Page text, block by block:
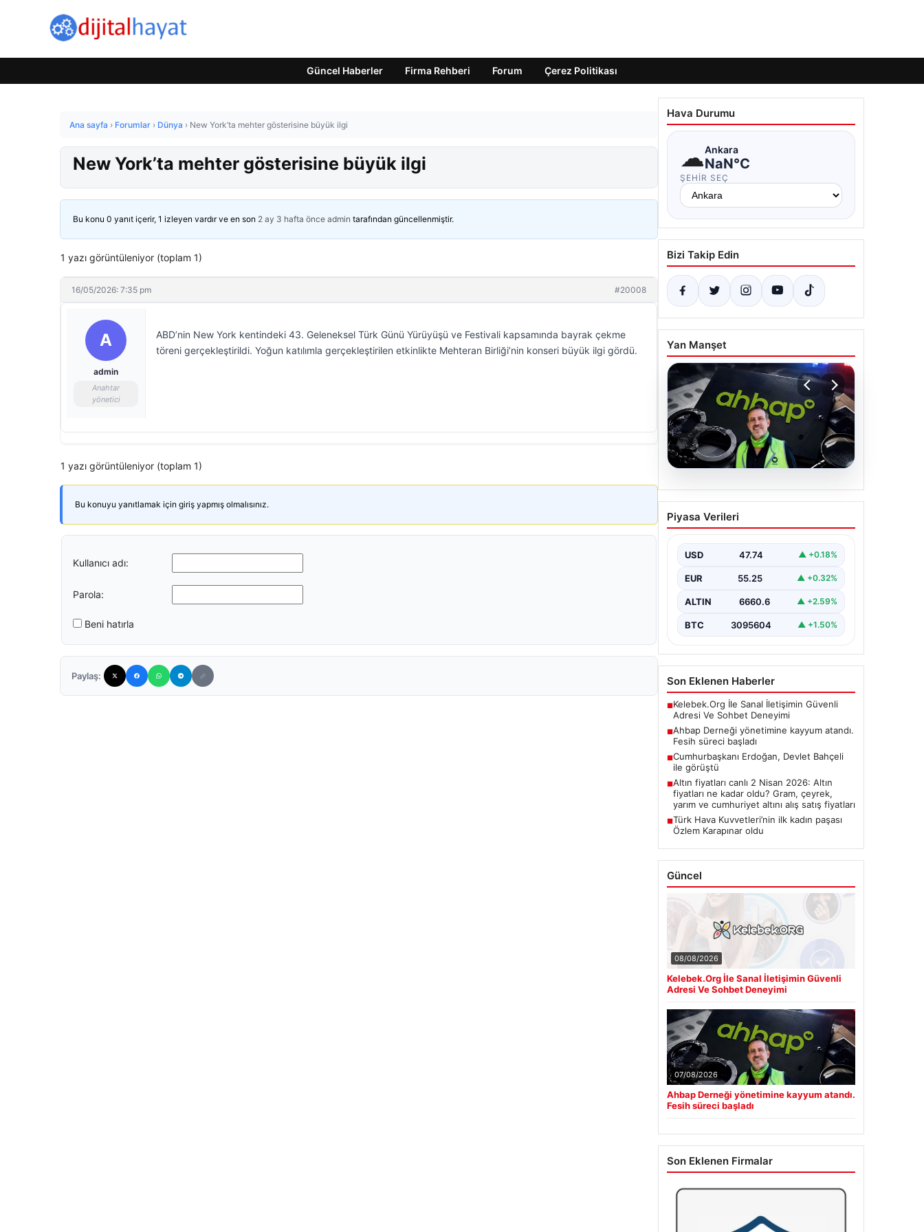
Güncel Haberler Firma Rehberi Forum Çerez Politikası
Ana sayfa › Forumlar › Dünya › New York’ta mehter gösterisine büyük ilgi
New York’ta mehter gösterisine büyük ilgi
Bu konu 0 yanıt içerir, 1 izleyen vardır ve en son 2 ay 3 hafta önce admin tarafından güncellenmiştir.
1 yazı görüntüleniyor (toplam 1)
16/05/2026: 7:35 pm #20008
A
admin
Anahtar
yönetici
ABD’nin New York kentindeki 43. Geleneksel Türk Günü Yürüyüşü ve Festivali kapsamında bayrak çekme
töreni gerçekleştirildi. Yoğun katılımla gerçekleştirilen etkinlikte Mehteran Birliği’nin konseri büyük ilgi gördü.
1 yazı görüntüleniyor (toplam 1)
Bu konuyu yanıtlamak için giriş yapmış olmalısınız.
Kullanıcı adı:
Parola:
Beni hatırla
Paylaş:
Hava Durumu
☁Ankara
NaN°C
ŞEHIR SEÇ
Bizi Takip Edin
Yan Manşet
Ahbap Derneği
yönetimine kayyum
başladı
Piyasa Verileri
USD 47.74 ▲ +0.18%
EUR 55.25 ▲ +0.32%
ALTIN 6660.6 ▲ +2.59%
BTC 3095604 ▲ +1.50%
Son Eklenen Haberler
■Kelebek.Org İle Sanal İletişimin Güvenli
Adresi Ve Sohbet Deneyimi
■Ahbap Derneği yönetimine kayyum atandı.
Fesih süreci başladı
■Cumhurbaşkanı Erdoğan, Devlet Bahçeli
ile görüştü
■Altın fiyatları canlı 2 Nisan 2026: Altın
fiyatları ne kadar oldu? Gram, çeyrek,
yarım ve cumhuriyet altını alış satış fiyatları
■Türk Hava Kuvvetleri’nin ilk kadın paşası
Özlem Karapınar oldu
Güncel
08/08/2026
Kelebek.Org İle Sanal İletişimin Güvenli
Adresi Ve Sohbet Deneyimi
07/08/2026
Ahbap Derneği yönetimine kayyum atandı.
Fesih süreci başladı
Son Eklenen Firmalar